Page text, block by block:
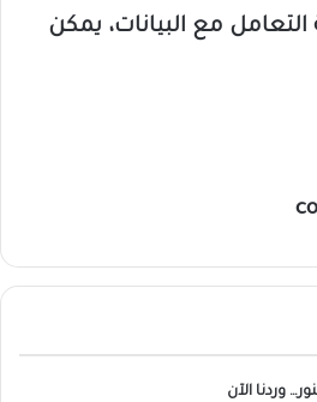
مع البيانات، يمكن
وردنا الآن